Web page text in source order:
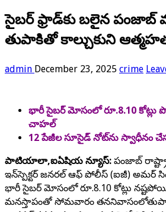
సైబర్ ఫ్రాడ్‌కు బలైన
తుపాకితో కాల్చుకుని
admin December 23, 2025 crime
భారీ సైబర్ మోసంలో రూ.8.10 కోట్లు
చాహల్
12 పేజీల సూసైడ్ నోట్‌ను స్వాధీనం
పాటియాలా,ఐఏషియ న్యూస్: పంజాబ్
ఇన్‌స్పెక్టర్ జనరల్ ఆఫ్ పోలీస్ (ఐజీ) అమర్
భారీ సైబర్ మోసంలో రూ.8.10 కోట్లు
మనస్తాపంతో సోమవారం